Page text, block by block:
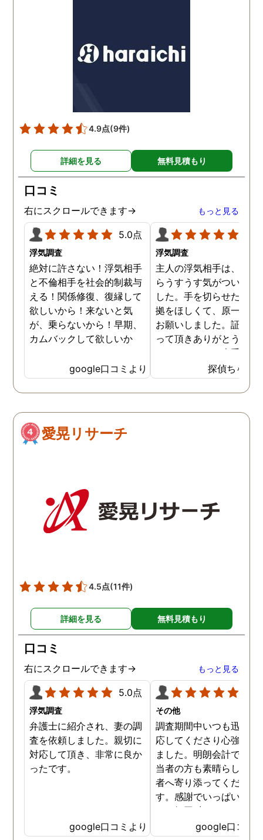
4.9点(9件)
詳細を見る 無料見積もり
口コミ
右にスクロールできます→ もっと見る
5.0点
浮気調査
絶対に許さない！浮気相手
と不倫相手を社会的制裁与
える！関係修復、復縁して
欲しいから！来ないと気
が、乗らないから！早期、
カムバックして欲しいか
google口コミより
浮気調査
主人の浮気相手は、以前
らうすうす気がついてい
した。手を切らせたくて
拠をほしくて、原一さん
お願いしました。証拠を
って頂きありがとうござ
ました。やはり大手の会
は違いますね。探偵ちゃん
愛晃リサーチ
4.5点(11件)
詳細を見る 無料見積もり
口コミ
右にスクロールできます→ もっと見る
5.0点
浮気調査
弁護士に紹介され、妻の調
査を依頼しました。親切に
対応して頂き、非常に良か
ったです。
google口コミより
その他
調査期間中いつも迅速に
応してくださり心強く感
ました。明朗会計ですし
当者の方も素晴らしく依
者へ寄り添ってください
す。感謝でいっぱいです
あッ毎回 出して頂いた
茶が美味しくてさらに「
google口コミ